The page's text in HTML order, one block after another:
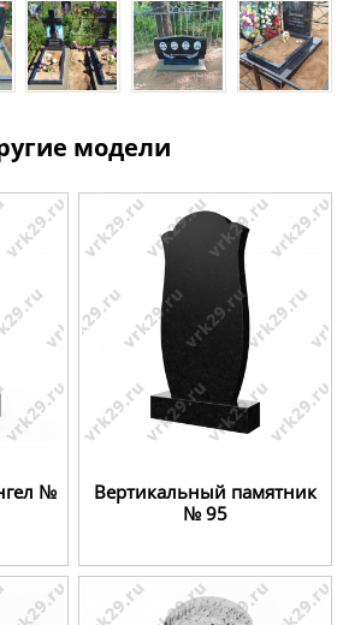
модели
№
Вертикальный памятник
№ 95